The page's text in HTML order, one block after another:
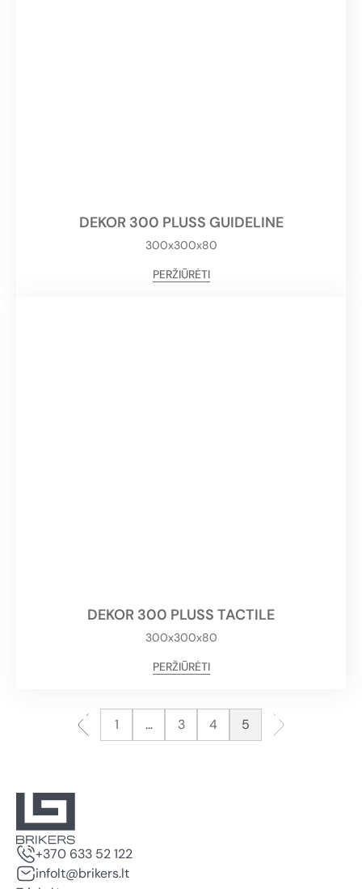
DEKOR 300 PLUSS GUIDELINE
300x300x80
PERŽIŪRĖTI
DEKOR 300 PLUSS TACTILE
300x300x80
PERŽIŪRĖTI
1 … 3 4 5
+370 633 52 122
infolt@brikers.lt